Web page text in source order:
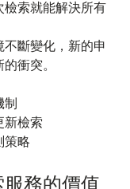
檢索就能解決所有
不斷變化，新的申
衝突。
新檢索
策略
務的價值